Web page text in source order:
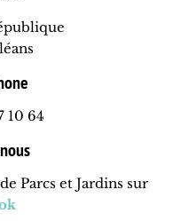
10 64
Parcs et Jardins sur